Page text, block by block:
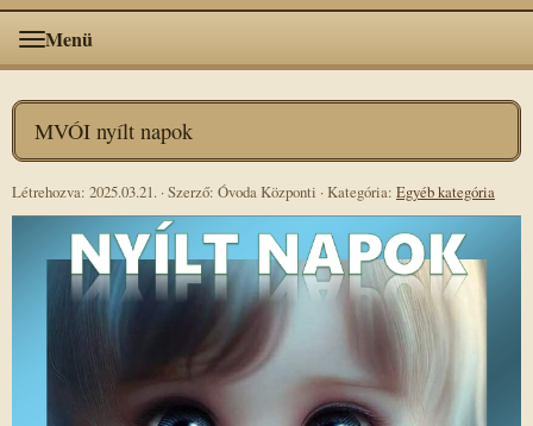
Menü
MVÓI nyílt napok
Létrehozva: 2025.03.21. ·Szerző: Óvoda Központi ·Kategória: Egyéb kategória